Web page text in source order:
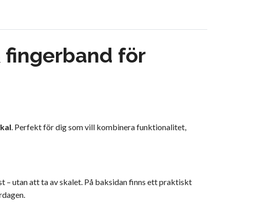
fingerband för
. Perfekt för dig som vill kombinera funktionalitet,
– utan att ta av skalet. På baksidan finns ett praktiskt